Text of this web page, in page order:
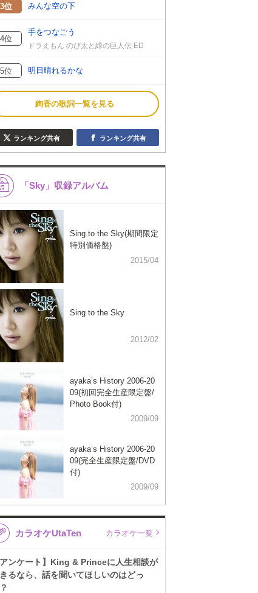
3位 みんな空の下
4位
手をつなごう
ドラえもん のび太と緑の巨人伝 ED
5位 明日晴れるかな
絢香の歌詞一覧を見る
ランキング共有 ランキング共有
「Sky」収録アルバム
Sing to the Sky(期間限定
特別価格盤)
2015/04
Sing to the Sky
2012/02
ayaka’s History 2006-20
09(初回完全生産限定盤/
Photo Book付)
2009/09
ayaka’s History 2006-20
09(完全生産限定盤/DVD
付)
2009/09
カラオケUtaTen カラオケ一覧
アンケート】King & Princeに人生相談が
るなら、話を聞いてほしいのはどっ